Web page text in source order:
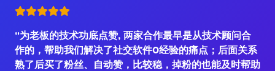
"为老板的技术功底点赞, 两家合作最早是从技术顾问合
作的，帮助我们解决了社交软件0经验的痛点；后面关系
熟了后买了粉丝、自动赞，比较稳，掉粉的也能及时帮助